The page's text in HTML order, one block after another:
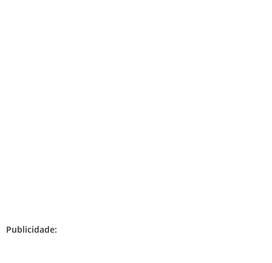
Publicidade: